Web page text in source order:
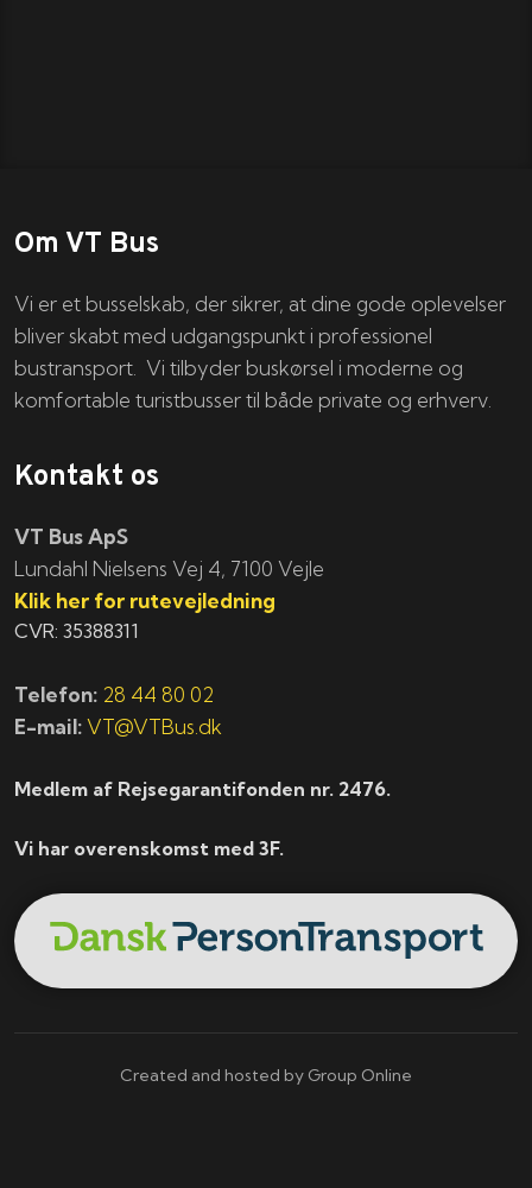
Om VT Bus
Vi er et busselskab, der sikrer, at dine gode oplevelser
bliver skabt med udgangspunkt i professionel
bustransport. Vi tilbyder buskørsel i moderne og
komfortable turistbusser til både private og erhverv.
Kontakt os
VT Bus ApS
​​​Lundahl Nielsens Vej 4, 7100 Vejle
Klik her for rutevejledning
CVR: 35388311
Telefon: 28 44 80 02
E-mail: VT@VTBus.dk
Medlem af Rejsegarantifonden nr. 2476.
Vi har overenskomst med 3F.
Created and hosted by Group Online